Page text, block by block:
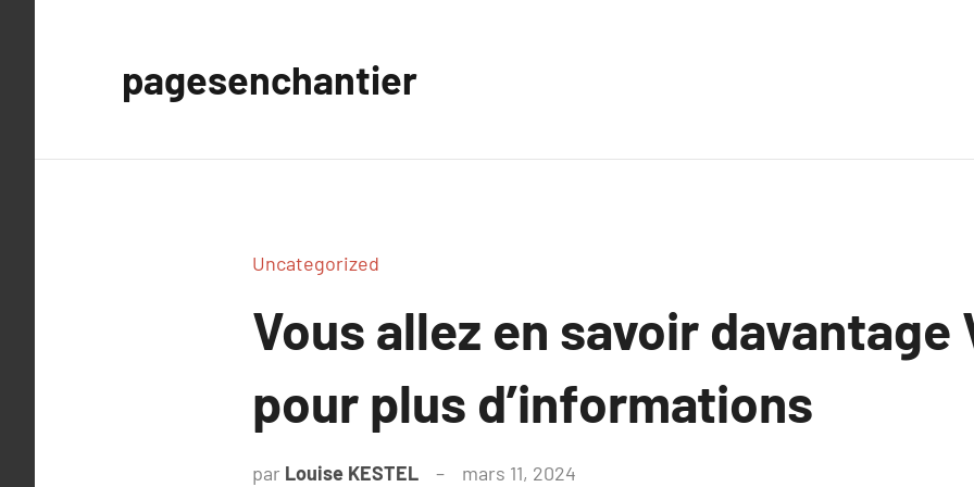
pagesenchantier
Uncategorized
Vous allez en savoir davantage
pour plus d’informations
par Louise KESTEL mars 11, 2024